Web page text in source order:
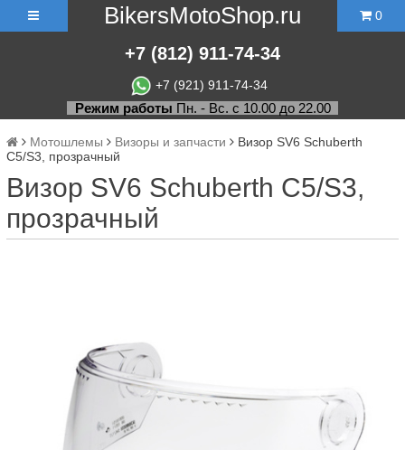
BikersMotoShop.ru
+7 (812) 911-74-34
+7 (921) 911-74-34
0
Режим работы Пн. - Вс. с 10.00 до 22.00
Мотошлемы Визоры и запчасти
Визор SV6 Schuberth
C5/S3, прозрачный
Визор SV6 Schuberth C5/S3,
прозрачный